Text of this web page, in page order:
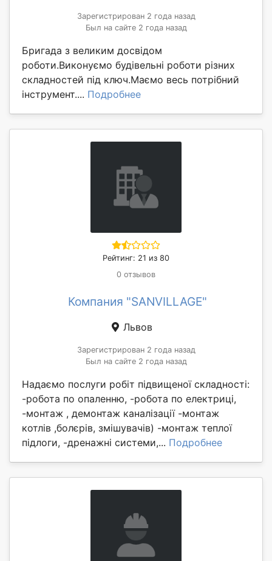
Зарегистрирован 2 года назад
Был на сайте 2 года назад
Бригада з великим досвідом
роботи.Виконуємо будівельні роботи різних
складностей під ключ.Маємо весь потрібний
інструмент.... Подробнее
Рейтинг: 21 из 80
0 отзывов
Компания "SANVILLAGE"
Львов
Зарегистрирован 2 года назад
Был на сайте 2 года назад
Надаємо послуги робіт підвищеної складності:
-робота по опаленню, -робота по електриці,
-монтаж , демонтаж каналізації -монтаж
котлів ,болєрів, змішувачів) -монтаж теплої
підлоги, -дренажні системи,... Подробнее